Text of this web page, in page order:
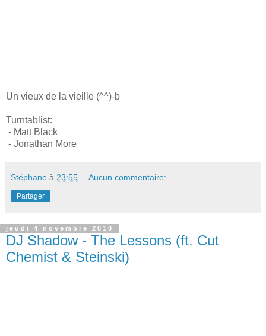
Un vieux de la vieille (^^)-b
Turntablist:
- Matt Black
- Jonathan More
Stéphane à 23:55 Aucun commentaire:
Partager
jeudi 4 novembre 2010
DJ Shadow - The Lessons (ft. Cut
Chemist & Steinski)